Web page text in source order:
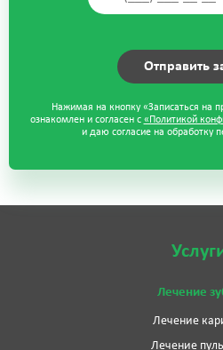
Нажимая на кнопку «Записаться на
ознакомлен и согласен с «Политикой
и даю согласие на обработку
Лечение
Лечение
Лечение